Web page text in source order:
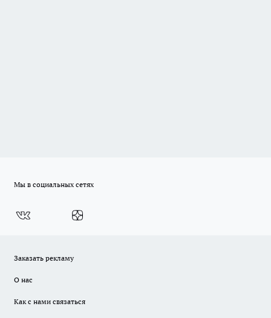
Мы в социальных сетях
Заказать рекламу
О нас
Как с нами связаться